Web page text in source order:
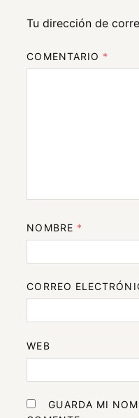
Tu dirección de
COMENTARIO *
NOMBRE *
CORREO
WEB
GUARDA MI